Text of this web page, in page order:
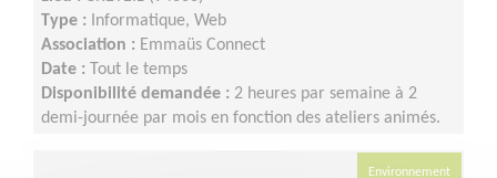
Type :
Informatique, Web
Association : Emmaüs Connect
Date :
Tout le temps
Disponibilité demandée : 2 heures par semaine à 2
demi-journée par mois en fonction des ateliers animés.
Environnement